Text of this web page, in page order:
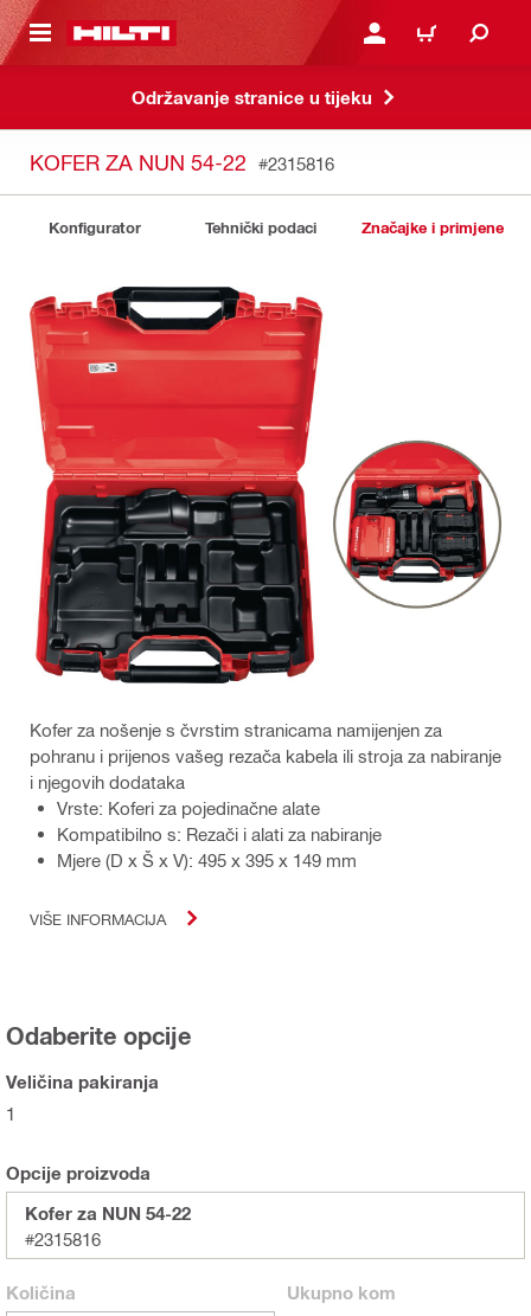
GLAVNI SADRŽAJ PRIJAVI SE ILI SE
KOŠARICA
Održavanje stranice u tijeku
KOFER ZA NUN 54-22 #2315816
Konfigurator Tehnički podaci Značajke i primjene
Kofer za nošenje s čvrstim stranicama namijenjen za
pohranu i prijenos vašeg rezača kabela ili stroja za nabiranje
i njegovih dodataka
Vrste: Koferi za pojedinačne alate
Kompatibilno s: Rezači i alati za nabiranje
Mjere (D x Š x V): 495 x 395 x 149 mm
VIŠE INFORMACIJA
Odaberite opcije
Veličina pakiranja
1
Opcije proizvoda
Kofer za NUN 54-22
#2315816
Količina Ukupnokom